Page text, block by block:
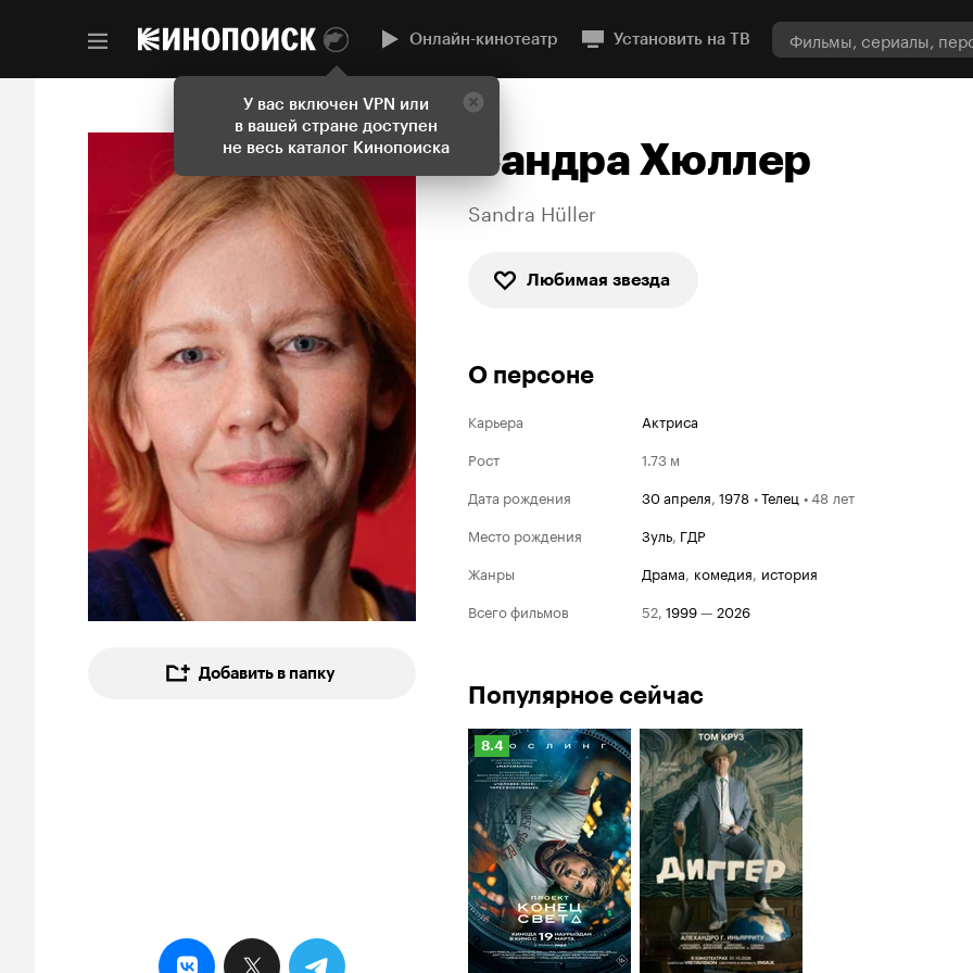
У вас включен VPN или
в вашей стране доступен
не весь каталог Кинопоиска
Онлайн-кинотеатр Установить на ТВ
Добавить в папку
Сандра Хюллер
Sandra Hüller
Любимая звезда
О персоне
Карьера
Актриса
Рост
1.73 м
Дата рождения
30 апреля, 1978 •Телец •48 лет
Место рождения
Зуль, ГДР
Жанры
драма, комедия, история
Всего фильмов
52, 1999— 2026
Берлинский
2006
Серебряный Медведь за
роль
Реквием
Популярное сейчас
Рейтинг
Кинопоиска
8.4
8.4